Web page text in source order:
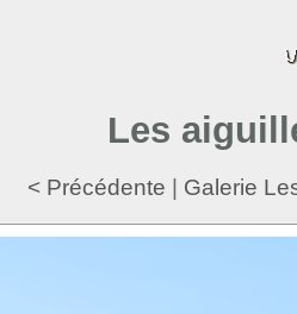
Les
< Précédente Galerie